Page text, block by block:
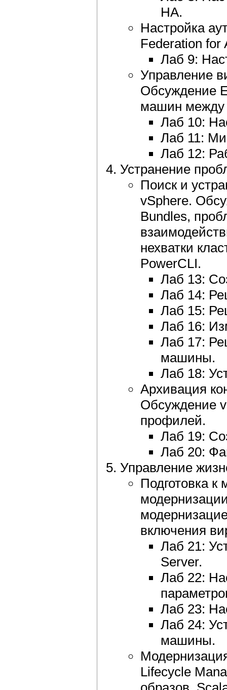
HA.
Настройка
Federation for
Лаб 9:
Управление
Обсуждение
машин между
Лаб 10:
Лаб 11:
Лаб 12:
Устранение
Поиск и
vSphere.
Bundles,
нехватки
PowerCLI.
Лаб 13:
Лаб 14:
Лаб 15:
Лаб 16:
Лаб 17:
машины.
Лаб 18:
Архивация
Обсуждение
профилей.
Лаб 19:
Лаб 20:
Управление
Подготовка к
включения
Лаб 21:
Server.
Лаб 22:
Лаб 23:
Лаб 24:
машины.
Lifecycle